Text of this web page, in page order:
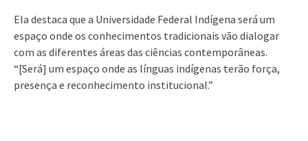
Ela destaca que a Universidade Federal Indígena será um
espaço onde os conhecimentos tradicionais vão dialogar
com as diferentes áreas das ciências contemporâneas.
“[Será] um espaço onde as línguas indígenas terão força,
presença e reconhecimento institucional.”